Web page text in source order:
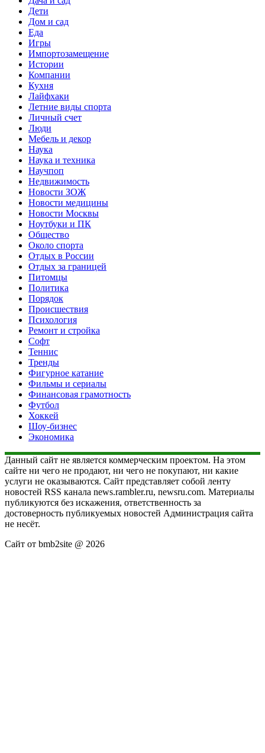
Дети
Дом и сад
Еда
Игры
Импортозамещение
Истории
Компании
Кухня
Лайфхаки
Летние виды спорта
Личный счет
Люди
Мебель и декор
Наука
Наука и техника
Научпоп
Недвижимость
Новости ЗОЖ
Новости медицины
Новости Москвы
Ноутбуки и ПК
Общество
Около спорта
Отдых в России
Отдых за границей
Питомцы
Политика
Порядок
Происшествия
Психология
Ремонт и стройка
Софт
Теннис
Тренды
Фигурное катание
Фильмы и сериалы
Финансовая грамотность
Футбол
Хоккей
Шоу-бизнес
Экономика
Данный сайт не является коммерческим проектом. На этом
сайте ни чего не продают, ни чего не покупают, ни какие
услуги не оказываются. Сайт представляет собой ленту
новостей RSS канала news.rambler.ru, newsru.com. Материалы
публикуются без искажения, ответственность за
достоверность публикуемых новостей Администрация сайта
не несёт.
Сайт от bmb2site @ 2026